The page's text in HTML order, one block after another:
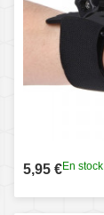
5,95 €En stock